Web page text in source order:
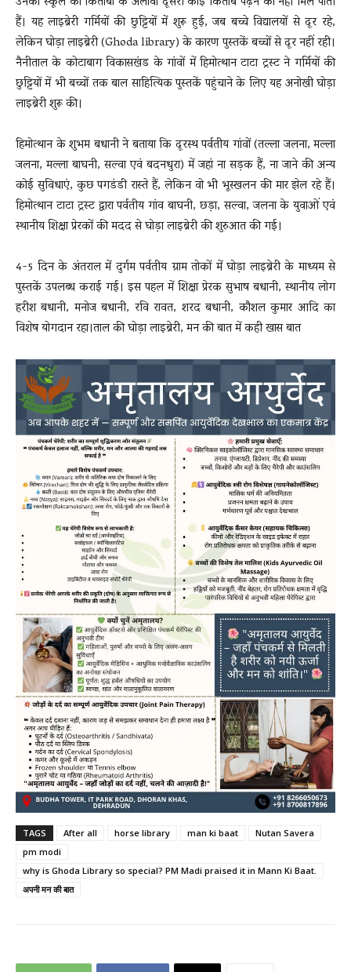
हैं। यह लाइब्रेरी गर्मियों की छुट्टियों में शुरू हुई, जब बच्चे विद्यालयों से दूर रहे,
लेकिन घोड़ा लाइब्रेरी (Ghoda library) के कारण पुस्तकें बच्चों से दूर नहीं रही।
नैनीताल के कोटाबाग विकासखंड के गांवों में हिमोत्थान टाटा ट्रस्ट ने गर्मियों की
छुट्टियों में भी बच्चों तक बाल साहित्यिक पुस्तकें पहुंचाने के लिए यह अनोखी घोड़ा
लाइब्रेरी शुरू की।
हिमोत्थान के शुभम बधानी ने बताया कि दूरस्थ पर्वतीय गांवों (तल्ला जलना, मल्ला
जलना, मल्ला बाघनी, सल्वा एवं बदनधुरा) में जहां ना सड़क हैं, ना जाने की अन्य
कोई सुविधाएं, कुछ पगडंडी रास्ते हैं, लेकिन वो भी भूस्खलन की मार झेल रहे हैं।
हिमोत्थान टाटा ट्रस्ट द्वारा पर्वतीय गांव बाघनी, छड़ा, सल्वा, जलना के युवाओं एवं
स्थानीय शिक्षा प्रेरकों की मदद से घोड़ा लाइब्रेरी की शुरुआत की गई।
4-5 दिन के अंतराल में दुर्गम पर्वतीय ग्राम तोकों में घोड़ा लाइब्रेरी के माध्यम से
पुस्तकें उपलब्ध कराई गई। इस पहल में शिक्षा प्रेरक सुभाष बधानी, स्थानीय लोग
हरीश बधानी, मनोज बधानी, रवि रावत, शरद बधानी, कौशल कुमार आदि का
विशेष योगदान रहा।ताल की घोड़ा लाइब्रेरी, मन की बात में कही खास बात
TAGS After all horse library man ki baat
Nutan Savera
pm modi
why is Ghoda Library so special? PM Madi praised it in Mann Ki Baat.
अपनी मन की बात